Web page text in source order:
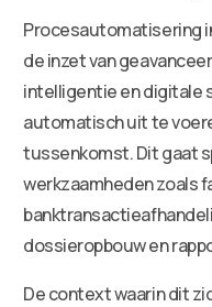
Procesautomatisering
de inzet van
intelligentie en digitale
automatisch uit te
tussenkomst. Dit gaat
werkzaamheden zoals
dossieropbouw en
De context waarin dit